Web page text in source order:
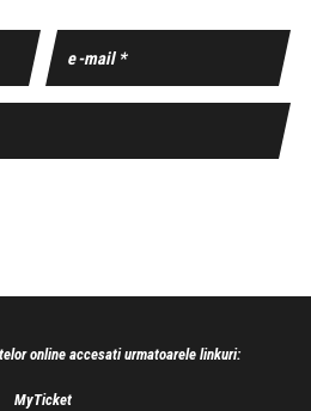
online accesati urmatoarele linkuri:
MyTicket